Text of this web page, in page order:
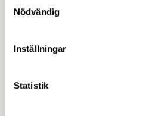
Nödvändig
Inställningar
Statistik
Lönebildningen kan vara en
lönesättningen kan skapa
medarbetare utvecklas
prestationer. Därför bjuder
Unionen, Sveriges